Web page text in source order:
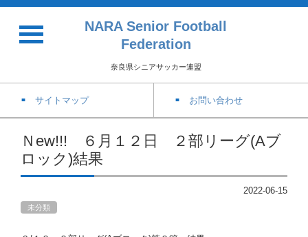
NARA Senior Football
Federation
奈良県シニアサッカー連盟
サイトマップ お問い合わせ
Ｎew!!! ６月１２日 ２部リーグ(Aブ
ロック)結果
2022-06-15
未分類